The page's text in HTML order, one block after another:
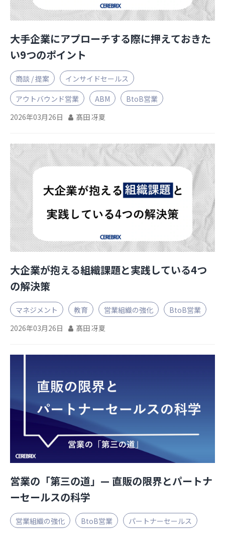
大手企業にアプローチする際に押えておきた
い9つのポイント
商談 / 提案
インサイドセールス
アウトバウンド営業
ABM
BtoB営業
2026年03月26日
髙田 冴夏
大企業が抱える組織課題と実践している4つ
の解決策
マネジメント 教育 営業組織の強化
BtoB営業
2026年03月26日
髙田 冴夏
営業の「第三の道」— 直販の限界とパートナ
ーセールスの科学
営業組織の強化 BtoB営業
パートナーセールス